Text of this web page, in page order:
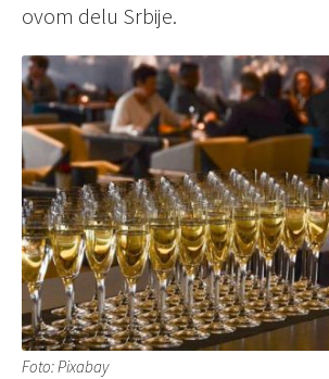
ovom delu Srbije.
Foto: Pixabay